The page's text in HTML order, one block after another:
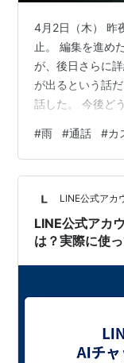
4月2日（木） 昨
止。 編集を進め
が、後日さらに
が出るという話
話した。 今後ど
そのコピーをも
電話に出た男性
嘆符が多い人で
近年にない、へ
はっきりと迷惑
て話を先に進め
#雨 #通話 #カ
LINE公式アカ
LINE公式アカ
は？実際に使